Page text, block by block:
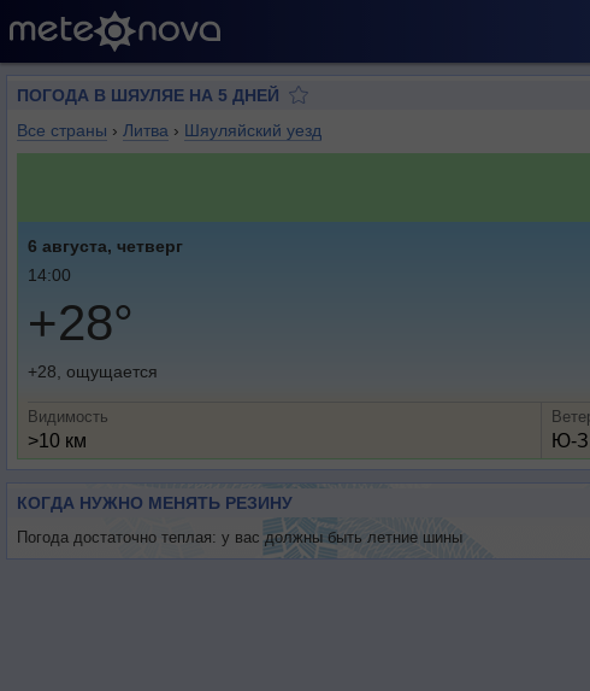
ПОГОДА В ШЯУЛЯЕ НА 5 ДНЕЙ
Все страны › Литва › Шяуляйский уезд
6 августа, четверг
14:00
+28°
+28, ощущается
Видимость
>10 км Ю-
КОГДА НУЖНО МЕНЯТЬ РЕЗИНУ
Погода достаточно теплая: у вас должны быть летние шины